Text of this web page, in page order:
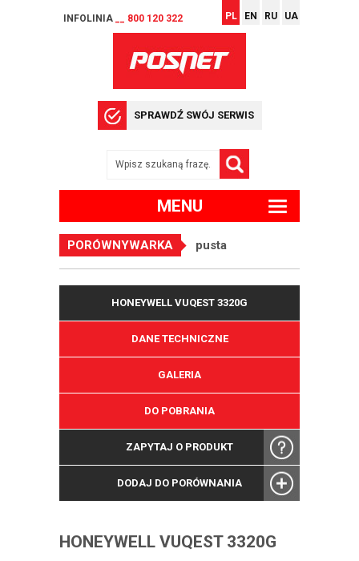
INFOLINIA __ 800 120 322 PL EN RU UA
SPRAWDŹ SWÓJ SERWIS
MENU
PORÓWNYWARKA pusta
HONEYWELL VUQEST 3320G
DANE TECHNICZNE
GALERIA
DO POBRANIA
ZAPYTAJ O PRODUKT
DODAJ DO PORÓWNANIA
HONEYWELL VUQEST 3320G